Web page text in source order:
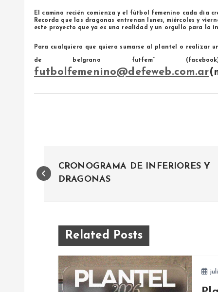
El camino recién comienza y el fútbol femenino cada día
Recorda que las dragonas entrenan lunes, miércoles y
este proyecto que ya es una realidad y un orgullo para la
Para cualquiera que quiera sumarse al plantel o realizar
de belgrano futfem”
futbolfemenino@defeweb.com.ar
a
CRONOGRAMA DE INFERIORES Y
DRAGONAS
Related Posts